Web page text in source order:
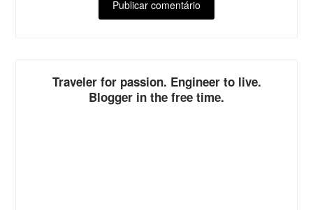
Traveler for passion. Engineer to live.
Blogger in the free time.